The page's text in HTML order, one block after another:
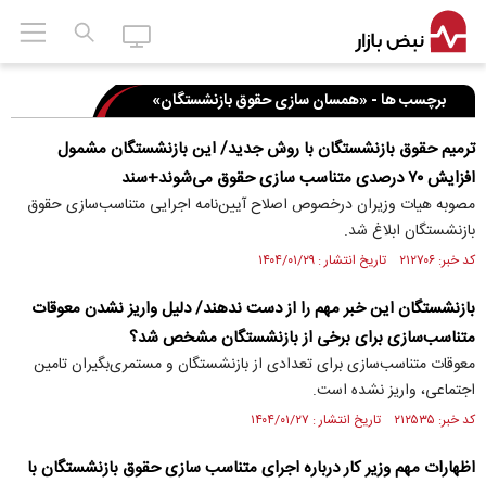
برچسب ها - «همسان سازی حقوق بازنشستگان»
ترمیم حقوق بازنشستگان با روش جدید/ این بازنشستگان مشمول
افزایش ۷۰ درصدی متناسب سازی حقوق می‌شوند+سند
مصوبه هیات وزیران درخصوص اصلاح آیین‌نامه اجرایی متناسب‌سازی حقوق
بازنشستگان ابلاغ شد.
کد خبر: ۲۱۲۷۰۶ تاریخ انتشار : ۱۴۰۴/۰۱/۲۹
بازنشستگان این خبر مهم را از دست ندهند/ دلیل واریز نشدن معوقات
متناسب‌سازی برای برخی از بازنشستگان مشخص شد؟
معوقات متناسب‌سازی برای تعدادی از بازنشستگان و مستمری‌بگیران تامین
اجتماعی، واریز نشده است.
کد خبر: ۲۱۲۵۳۵ تاریخ انتشار : ۱۴۰۴/۰۱/۲۷
اظهارات مهم وزیر کار درباره اجرای متناسب سازی حقوق بازنشستگان با